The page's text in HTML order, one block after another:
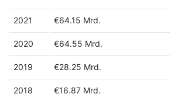
2021 €64.15 Mrd.
2020 €64.55 Mrd.
2019 €28.25 Mrd.
2018 €16.87 Mrd.